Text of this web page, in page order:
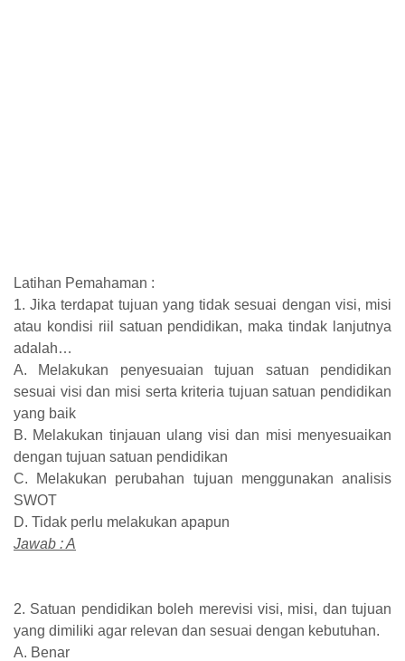
Latihan Pemahaman :
1. Jika terdapat tujuan yang tidak sesuai dengan visi, misi
atau kondisi riil satuan pendidikan, maka tindak lanjutnya
adalah…
A. Melakukan penyesuaian tujuan satuan pendidikan
sesuai visi dan misi serta kriteria tujuan satuan pendidikan
yang baik
B. Melakukan tinjauan ulang visi dan misi menyesuaikan
dengan tujuan satuan pendidikan
C. Melakukan perubahan tujuan menggunakan analisis
SWOT
D. Tidak perlu melakukan apapun
Jawab : A
2. Satuan pendidikan boleh merevisi visi, misi, dan tujuan
yang dimiliki agar relevan dan sesuai dengan kebutuhan.
A. Benar